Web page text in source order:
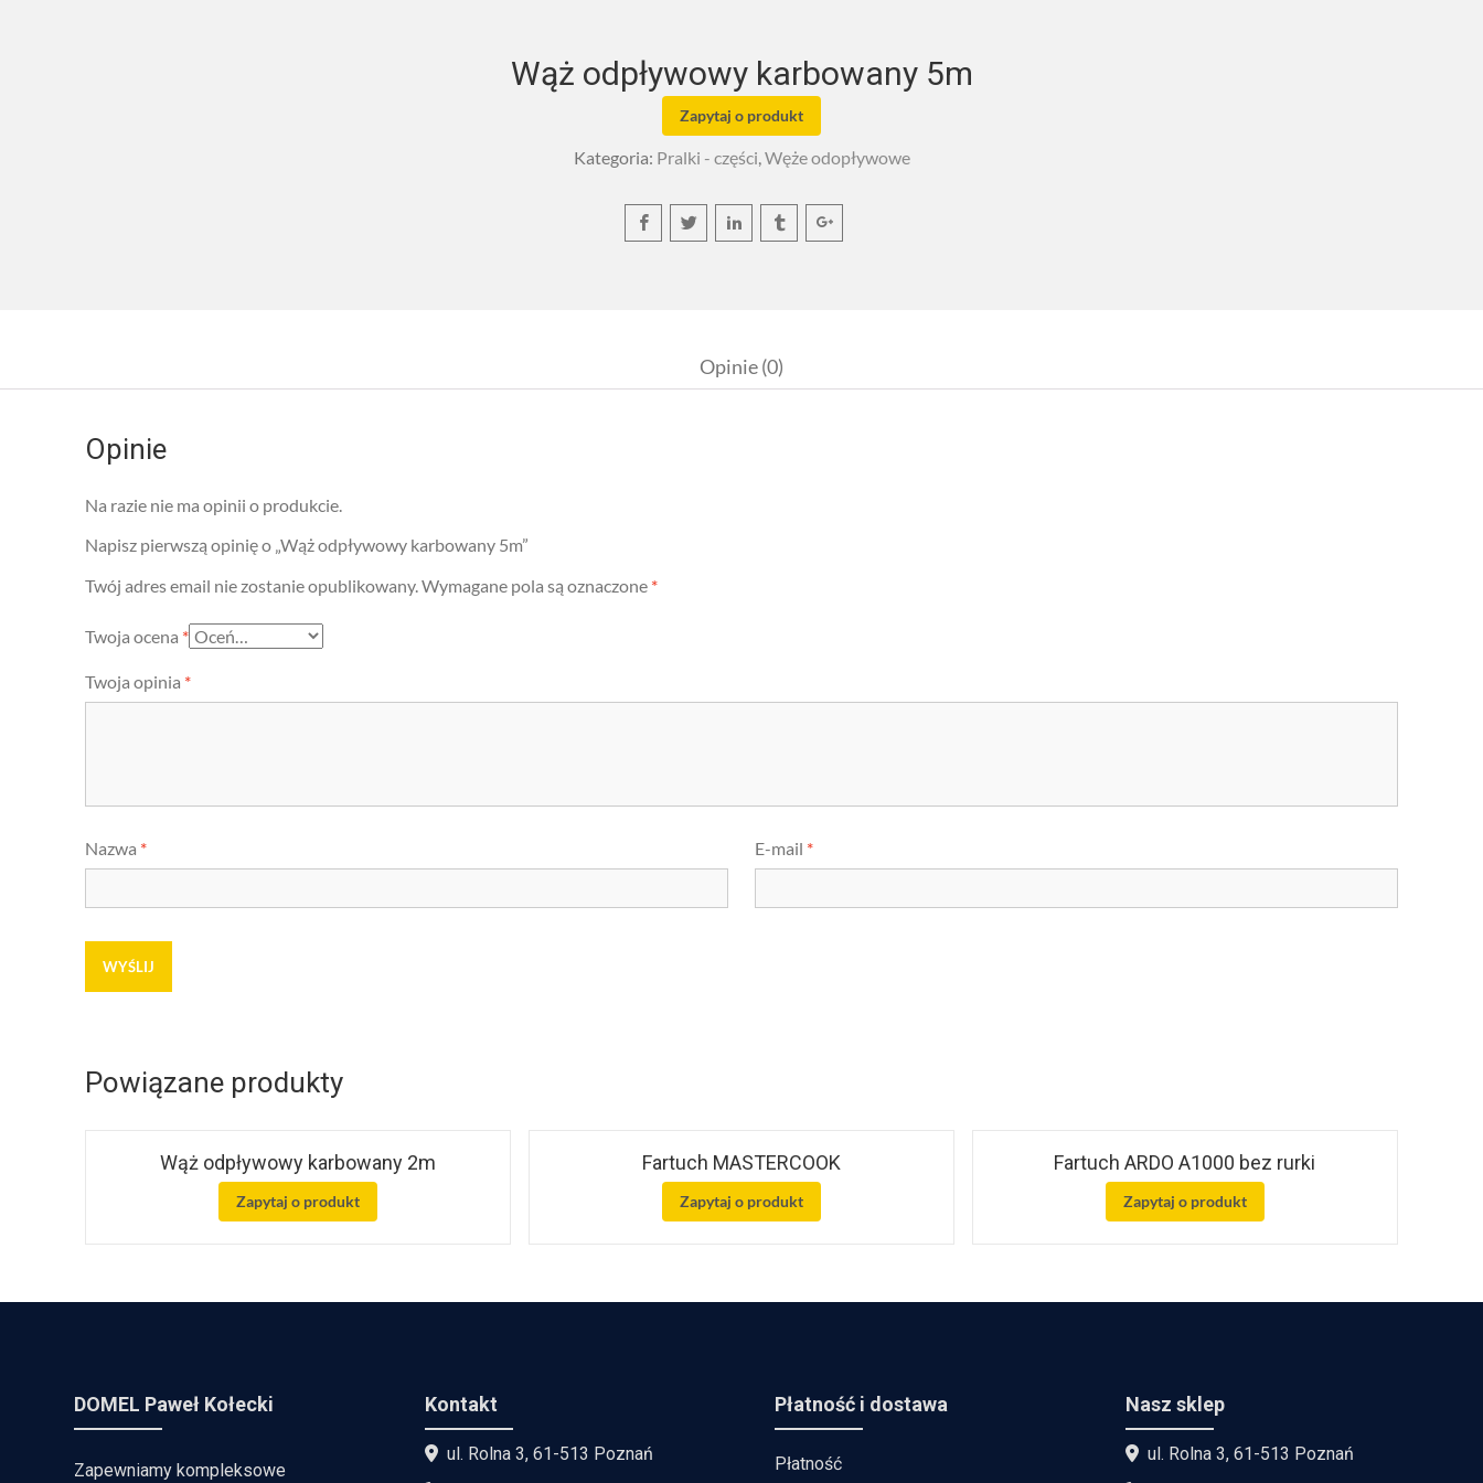
Wąż odpływowy karbowany 5m
Zapytaj o produkt
Kategoria: Pralki - części,Węże odopływowe
Opinie (0)
Opinie
Na razie nie ma opinii o produkcie.
Napisz pierwszą opinię o „Wąż odpływowy karbowany 5m”
Twój adres email nie zostanie opublikowany.Wymagane pola są oznaczone *
Twoja ocena *
Twoja opinia *
Nazwa * E-mail *
Powiązane produkty
Wąż odpływowy karbowany 2m
Zapytaj o produkt
Fartuch MASTERCOOK
Zapytaj o produkt
Fartuch ARDO A1000 bez rurki
Zapytaj o produkt
DOMEL Paweł Kołecki
Zapewniamy kompleksowe
Kontakt
ul. Rolna 3, 61-513 Poznań
Płatność i dostawa
Płatność
Nasz sklep
ul. Rolna 3, 61-513 Poznań